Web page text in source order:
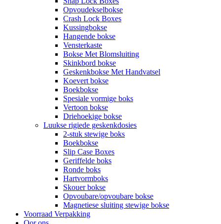
Opvoudekselbokse
Crash Lock Boxes
Kussingbokse
Hangende bokse
Vensterkaste
Bokse Met Blomsluiting
Skinkbord bokse
Geskenkbokse Met Handvatsel
Koevert bokse
Boekbokse
Spesiale vormige boks
Vertoon bokse
Driehoekige bokse
Luukse rigiede geskenkdosies
2-stuk stewige boks
Boekbokse
Slip Case Boxes
Geriffelde boks
Ronde boks
Hartvormboks
Skouer bokse
Opvoubare/opvoubare bokse
Magnetiese sluiting stewige bokse
Voorraad Verpakking